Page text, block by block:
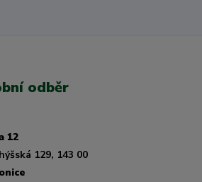
odběr
12
129, 143 00